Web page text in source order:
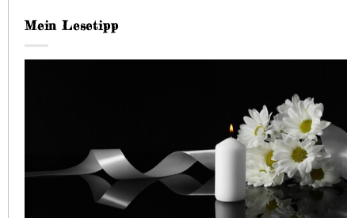
Mein Lesetipp